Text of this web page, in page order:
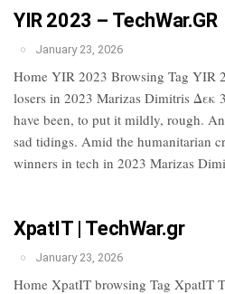
YIR 2023 – TechWar.GR
January 23, 2026
Home YIR 2023 Browsing Tag YIR
losers in 2023 Marizas Dimitris Δεκ
have been, to put it mildly, rough.
sad tidings. Amid the humanitarian
winners in tech in 2023 Marizas
XpatIT | TechWar.gr
January 23, 2026
Home XpatIT browsing Tag XpatIT